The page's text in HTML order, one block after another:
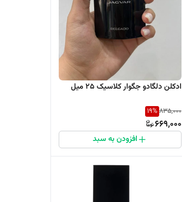
ادکلن دلگادو جگوار کلاسیک 25 میل
835,000
19%
669,000
افزودن به سبد